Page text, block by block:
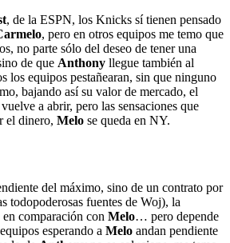
, de la ESPN, los Knicks sí tienen pensado
, pero en otros equipos me temo que
no parte sólo del deseo de tener una
de que Anthony llegue también al
los equipos pestañearan, sin que ninguno
bajando así su valor de mercado, el
a abrir, pero las sensaciones que
el dinero, Melo se queda en NY.
del máximo, sino de un contrato por
todopoderosas fuentes de Woj), la
comparación con Melo… pero depende
esperando a Melo andan pendiente